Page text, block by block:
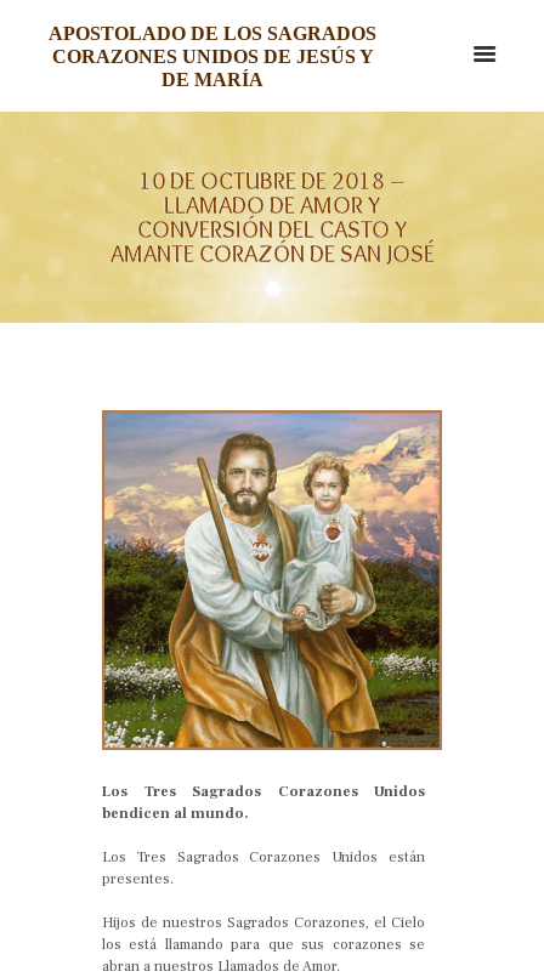
APOSTOLADO DE LOS SAGRADOS
CORAZONES UNIDOS DE JESÚS Y
DE MARÍA
10 DE OCTUBRE DE 2018 –
LLAMADO DE AMOR Y
CONVERSIÓN DEL CASTO Y
AMANTE CORAZÓN DE SAN JOSÉ
Los Tres Sagrados Corazones Unidos
bendicen al mundo.
Los Tres Sagrados Corazones Unidos están
presentes.
Hijos de nuestros Sagrados Corazones, el Cielo
los está llamando para que sus corazones se
abran a nuestros Llamados de Amor.